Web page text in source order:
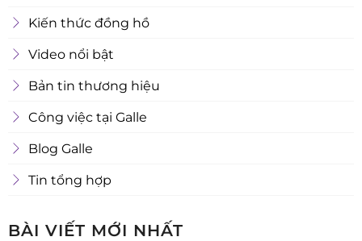
Kiến thức đồng hồ
Video nổi bật
Bản tin thương hiệu
Công việc tại Galle
Blog Galle
Tin tổng hợp
BÀI VIẾT MỚI NHẤT